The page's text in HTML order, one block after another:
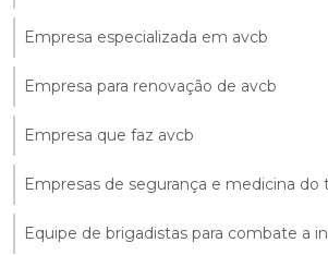
Empresa especializada em avcb
Empresa para renovação de avcb
Empresa que faz avcb
Empresas de segurança e medicina do
Equipe de brigadistas para combate a